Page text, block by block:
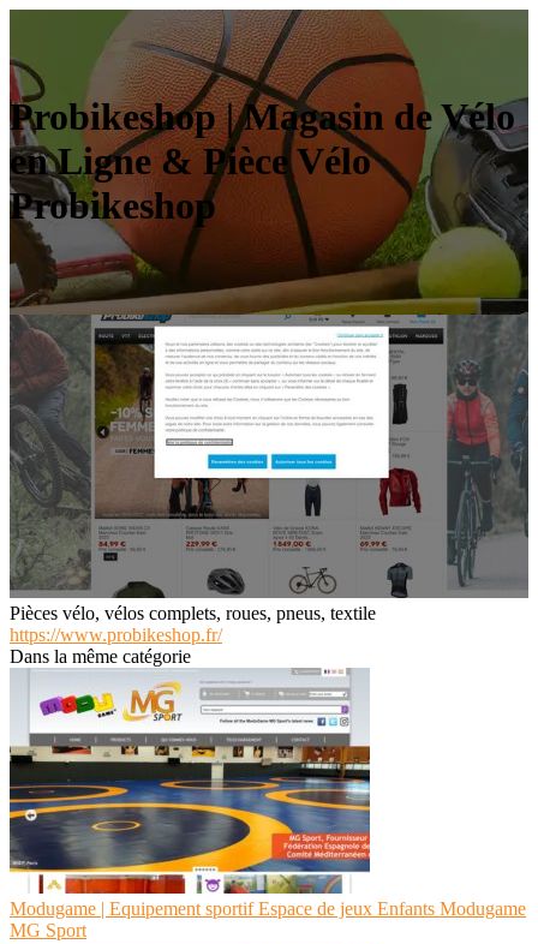
Probikeshop | Magasin de Vélo
en Ligne & Pièce Vélo
Probikeshop
Pièces vélo, vélos complets, roues, pneus, textile
https://www.probikeshop.fr/
Dans la même catégorie
Modugame | Equipement sportif Espace de jeux Enfants Modugame
MG Sport